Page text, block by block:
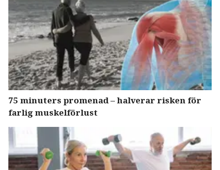
75 minuters promenad – halverar risken för
farlig muskelförlust